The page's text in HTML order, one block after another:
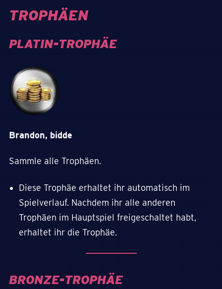
TROPHÄEN
PLATIN-TROPHÄE
Brandon, bidde
Sammle alle Trophäen.
Diese Trophäe erhaltet ihr automatisch im
Spielverlauf. Nachdem ihr alle anderen
Trophäen im Hauptspiel freigeschaltet habt,
erhaltet ihr die Trophäe.
BRONZE-TROPHÄE